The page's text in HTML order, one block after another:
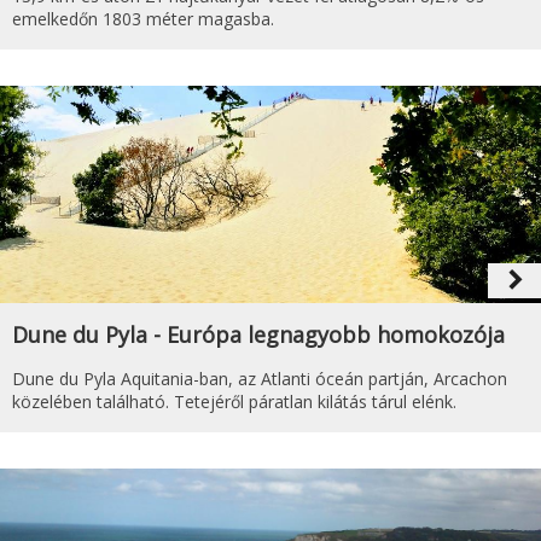
emelkedőn 1803 méter magasba.
navigate_next
Dune du Pyla - Európa legnagyobb homokozója
Dune du Pyla Aquitania-ban, az Atlanti óceán partján, Arcachon
közelében található. Tetejéről páratlan kilátás tárul elénk.